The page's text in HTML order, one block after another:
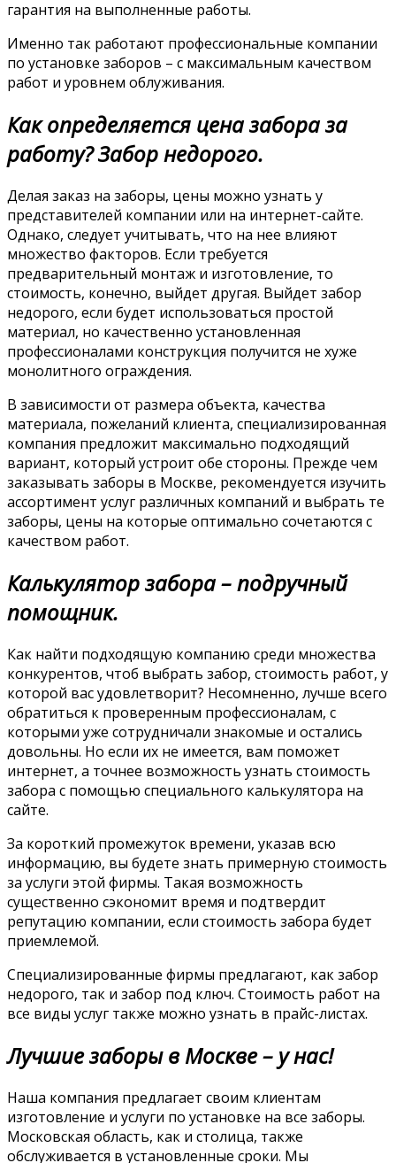
гарантия на выполненные работы.
Именно так работают профессиональные компании
по установке заборов – с максимальным качеством
работ и уровнем облуживания.
Как определяется цена забора за
работу? Забор недорого.
Делая заказ на заборы, цены можно узнать у
представителей компании или на интернет-сайте.
Однако, следует учитывать, что на нее влияют
множество факторов. Если требуется
предварительный монтаж и изготовление, то
стоимость, конечно, выйдет другая. Выйдет забор
недорого, если будет использоваться простой
материал, но качественно установленная
профессионалами конструкция получится не хуже
монолитного ограждения.
В зависимости от размера объекта, качества
материала, пожеланий клиента, специализированная
компания предложит максимально подходящий
вариант, который устроит обе стороны. Прежде чем
заказывать заборы в Москве, рекомендуется изучить
ассортимент услуг различных компаний и выбрать те
заборы, цены на которые оптимально сочетаются с
качеством работ.
Калькулятор забора – подручный
помощник.
Как найти подходящую компанию среди множества
конкурентов, чтоб выбрать забор, стоимость работ, у
которой вас удовлетворит? Несомненно, лучше всего
обратиться к проверенным профессионалам, с
которыми уже сотрудничали знакомые и остались
довольны. Но если их не имеется, вам поможет
интернет, а точнее возможность узнать стоимость
забора с помощью специального калькулятора на
сайте.
За короткий промежуток времени, указав всю
информацию, вы будете знать примерную стоимость
за услуги этой фирмы. Такая возможность
существенно сэкономит время и подтвердит
репутацию компании, если стоимость забора будет
приемлемой.
Специализированные фирмы предлагают, как забор
недорого, так и забор под ключ. Стоимость работ на
все виды услуг также можно узнать в прайс-листах.
Лучшие заборы в Москве – у нас!
Наша компания предлагает своим клиентам
изготовление и услуги по установке на все заборы.
Московская область, как и столица, также
обслуживается в установленные сроки. Мы